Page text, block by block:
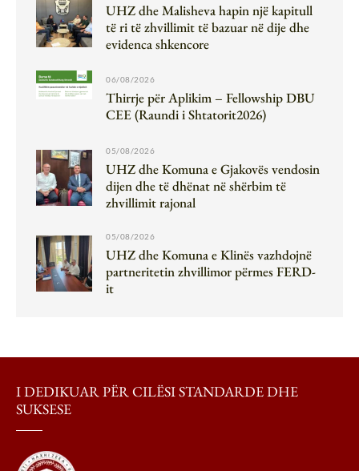
UHZ dhe Malisheva hapin një kapitull
të ri të zhvillimit të bazuar në dije dhe
evidenca shkencore
06/08/2026
Thirrje për Aplikim – Fellowship DBU
CEE (Raundi i Shtatorit2026)
05/08/2026
UHZ dhe Komuna e Gjakovës vendosin
dijen dhe të dhënat në shërbim të
zhvillimit rajonal
05/08/2026
UHZ dhe Komuna e Klinës vazhdojnë
partneritetin zhvillimor përmes FERD-
it
I DEDIKUAR PËR CILËSI STANDARDE DHE
SUKSESE